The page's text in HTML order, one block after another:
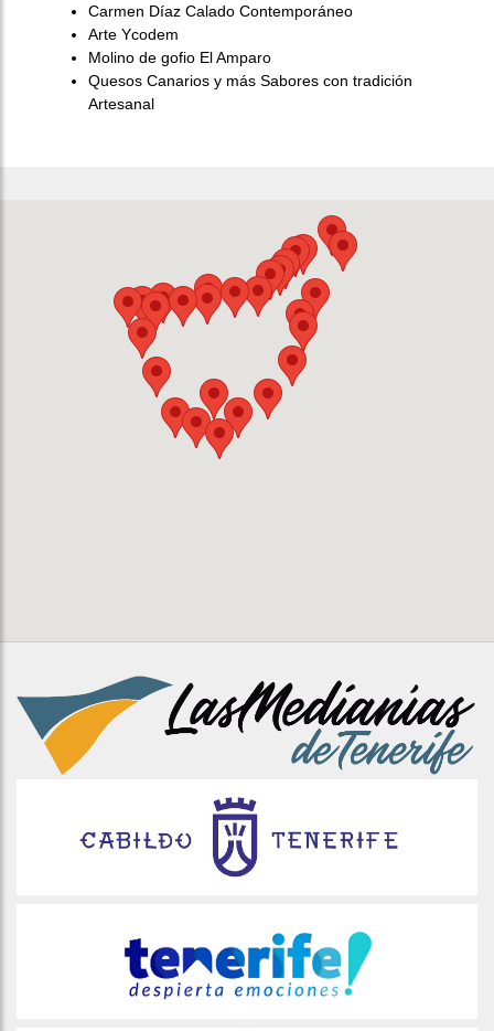
Carmen Díaz Calado Contemporáneo
Arte Ycodem
Molino de gofio El Amparo
Quesos Canarios y más Sabores con tradición
Artesanal